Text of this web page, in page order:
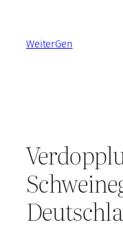
springen
WeiterGen